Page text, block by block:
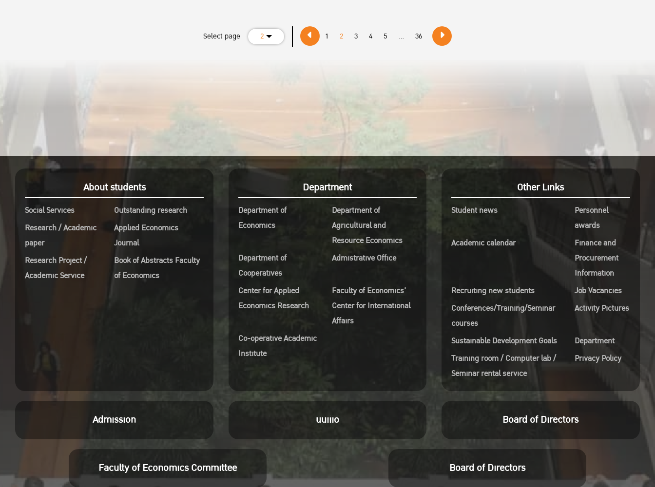
ดาวน์โหลดเอกสารสมัครและอ่าน
โทร. 0-2561-5037
Select page 2 1 2 3 4 5 ... 36
About students
Social Services
Outstanding research
Research / Academic
paper
Applied Economics
Journal
Research Project /
Academic Service
Book of Abstracts Faculty
of Economics
Department
Department of
Economics
Department of
Agricultural and
Resource Economics
Department of
Cooperatives
Admistrative Office
Center for Applied
Economics Research
Faculty of Economics’
Center for International
Affairs
Co-operative Academic
Institute
Other Links
Student news
Personnel
awards
Academic calendar
Finance and
Procurement
Information
Recruiting new students
Job Vacancies
Conferences/Training/Seminar
courses
Activity Pictures
Sustainable Development Goals
Department
Training room / Computer lab /
Seminar rental service
Privacy Policy
Admission uuiiio Board of Directors
Faculty of Economics Committee Board of Directors